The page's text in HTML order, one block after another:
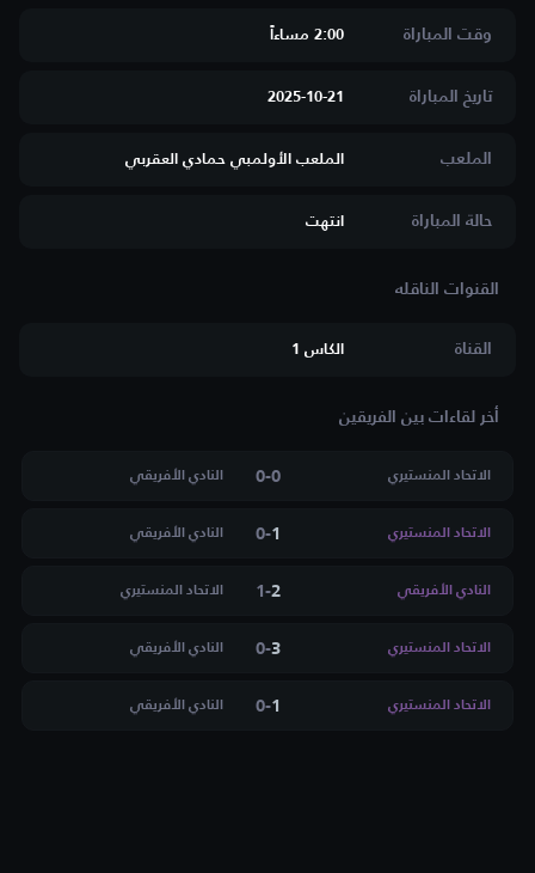
وقت المباراة 2:00 مساءاََ
تاريخ المباراة 2025-10-21
الملعب الملعب الأولمبي حمادي العقربي
حالة المباراة انتهت
القناة الكاس 1
أخر لقاءات بين الفريقين
الاتحاد المنستيري 0
-
0 النادي الأفريقي
الاتحاد المنستيري 1
-
0 النادي الأفريقي
النادي الأفريقي 2
-
1 الاتحاد المنستيري
الاتحاد المنستيري 3
-
0 النادي الأفريقي
الاتحاد المنستيري 1
-
0 النادي الأفريقي